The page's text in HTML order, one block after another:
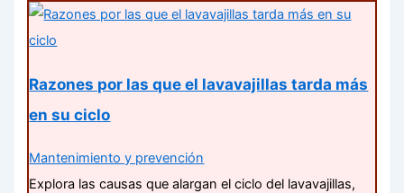
Razones por las que el lavavajillas tarda más
en su ciclo
Mantenimiento y prevención
Explora las causas que alargan el ciclo del lavavajillas,